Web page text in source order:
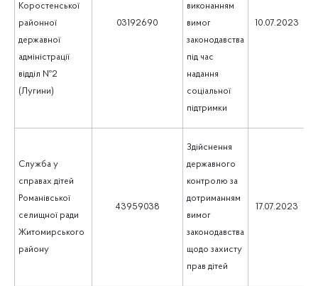
Коростенської
районної
державної
адміністрації
відділ №2
(Лугини)
03192690
виконанням
вимог
законодавства
під час
надання
соціальної
підтримки
10.07.2023
Служба у
справах дітей
Романівської
селищної ради
Житомирського
району
43959038
Здійснення
державного
контролю за
дотриманням
вимог
законодавства
щодо захисту
прав дітей
17.07.2023